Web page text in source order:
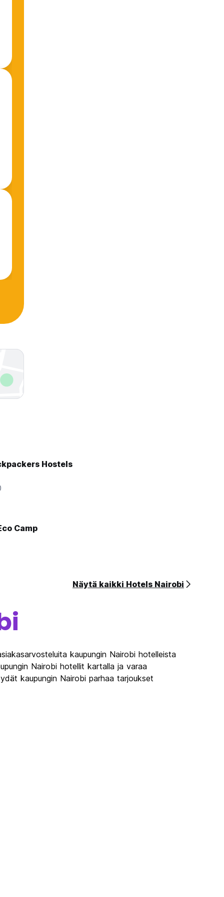
Hostels
Camp
Näytä kaikki Hotels Nairobi
kaupungin Nairobi hotelleista
Nairobi hotellit kartalla ja varaa
kaupungin Nairobi parhaa tarjoukset